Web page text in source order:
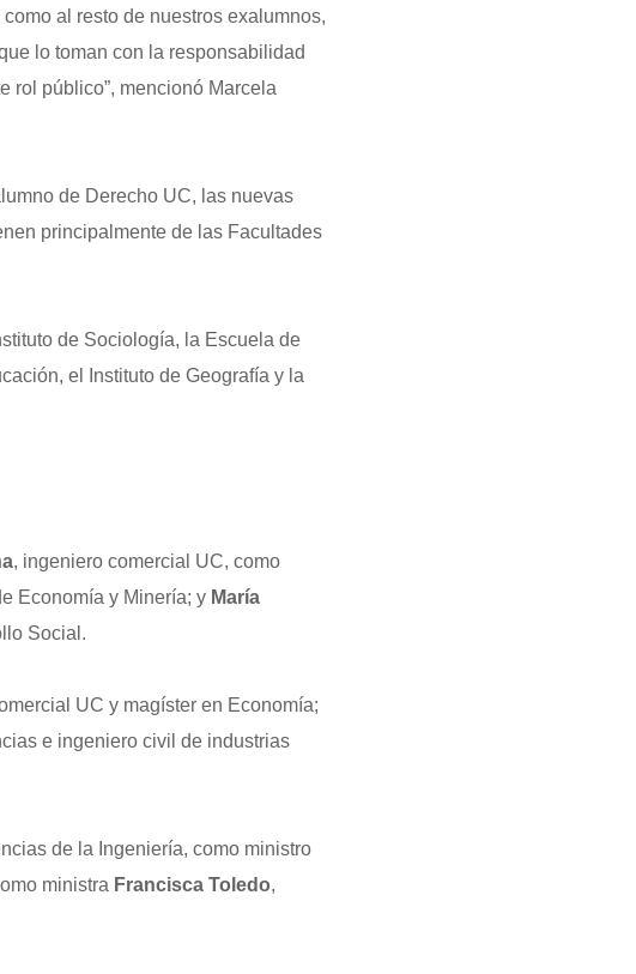
al resto de nuestros exalumnos,
lo toman con la responsabilidad
rol público”, mencionó Marcela
de Derecho UC, las nuevas
principalmente de las Facultades
de Sociología, la Escuela de
el Instituto de Geografía y la
, ingeniero comercial UC, como
Economía y Minería; y María
Social.
UC y magíster en Economía;
e ingeniero civil de industrias
de la Ingeniería, como ministro
ministra Francisca Toledo,